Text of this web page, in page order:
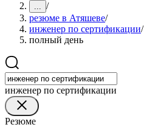
... /
резюме в Атяшеве/
инженер по сертификации/
полный день
инженер по сертификации
Резюме